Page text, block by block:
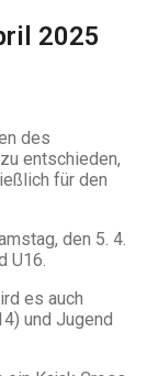
2025
des
entschieden,
für den
den 5. 4.
U16.
es auch
und Jugend